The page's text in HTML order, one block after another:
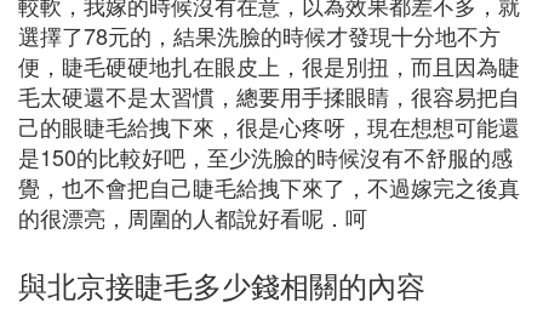
選擇了78元的，結果洗臉的時候才發現十分地不方
便，睫毛硬硬地扎在眼皮上，很是別扭，而且因為睫
毛太硬還不是太習慣，總要用手揉眼睛，很容易把自
己的眼睫毛給拽下來，很是心疼呀，現在想想可能還
是150的比較好吧，至少洗臉的時候沒有不舒服的感
覺，也不會把自己睫毛給拽下來了，不過嫁完之後真
的很漂亮，周圍的人都說好看呢．呵
與北京接睫毛多少錢相關的內容